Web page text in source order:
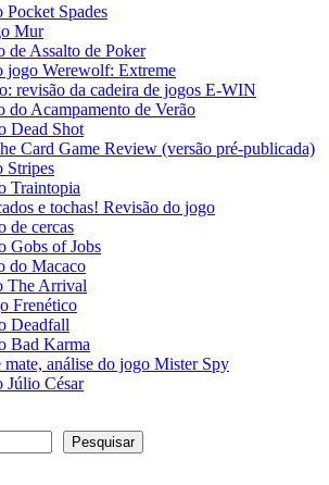
Spades
Mur
de Assalto de Poker
jogo Werewolf: Extreme
revisão da cadeira de jogos E-WIN
do Acampamento de Verão
Dead Shot
Card Game Review (versão pré-publicada)
Stripes
Traintopia
e tochas! Revisão do jogo
de cercas
Gobs of Jobs
do Macaco
The Arrival
Frenético
Deadfall
Bad Karma
mate, análise do jogo Mister Spy
Júlio César
Pesquisar